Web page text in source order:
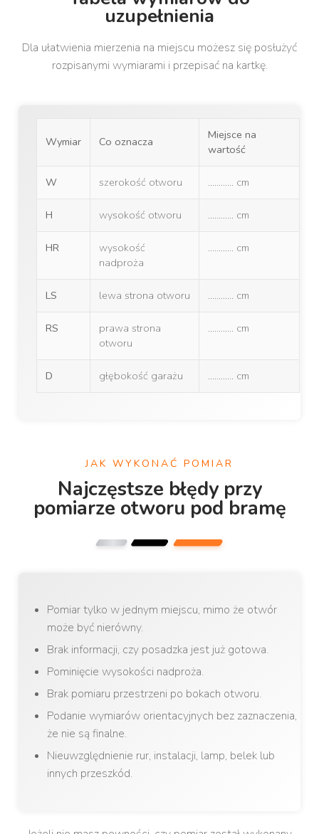
uzupełnienia
Dla ułatwienia mierzenia na miejscu możesz się posłużyć
rozpisanymi wymiarami i przepisać na kartkę.
Wymiar Co oznacza
Miejsce na
wartość
W szerokość otworu ............ cm
H wysokość otworu ............ cm
HR
wysokość
nadproża
............ cm
LS lewa strona otworu ............ cm
RS
prawa strona
otworu
............ cm
D głębokość garażu ............ cm
JAK WYKONAĆ POMIAR
Najczęstsze błędy przy
pomiarze otworu pod bramę
Pomiar tylko w jednym miejscu, mimo że otwór
może być nierówny.
Brak informacji, czy posadzka jest już gotowa.
Pominięcie wysokości nadproża.
Brak pomiaru przestrzeni po bokach otworu.
Podanie wymiarów orientacyjnych bez zaznaczenia,
że nie są finalne.
Nieuwzględnienie rur, instalacji, lamp, belek lub
innych przeszkód.